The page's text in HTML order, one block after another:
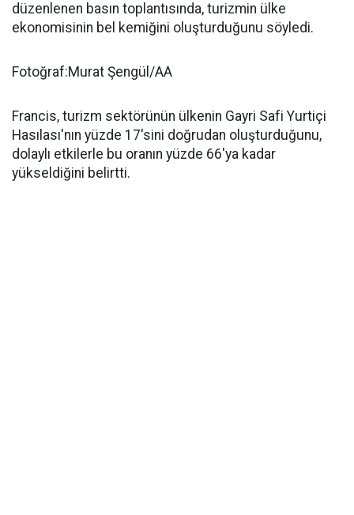
düzenlenen basın toplantısında, turizmin ülke
ekonomisinin bel kemiğini oluşturduğunu söyledi.
Fotoğraf:Murat Şengül/AA
Francis, turizm sektörünün ülkenin Gayri Safi Yurtiçi
Hasılası'nın yüzde 17'sini doğrudan oluşturduğunu,
dolaylı etkilerle bu oranın yüzde 66'ya kadar
yükseldiğini belirtti.